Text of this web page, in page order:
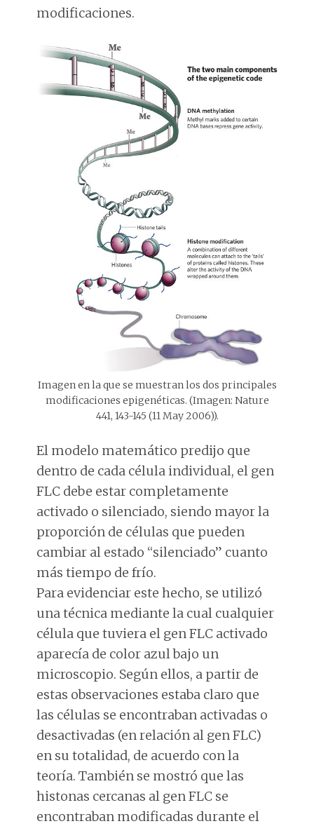
modificaciones.
Imagen en la que se muestran los dos principales
modificaciones epigenéticas. (Imagen: Nature
441, 143-145 (11 May 2006)).
El modelo matemático predijo que
dentro de cada célula individual, el gen
FLC debe estar completamente
activado o silenciado, siendo mayor la
proporción de células que pueden
cambiar al estado “silenciado” cuanto
más tiempo de frío.
Para evidenciar este hecho, se utilizó
una técnica mediante la cual cualquier
célula que tuviera el gen FLC activado
aparecía de color azul bajo un
microscopio. Según ellos, a partir de
estas observaciones estaba claro que
las células se encontraban activadas o
desactivadas (en relación al gen FLC)
en su totalidad, de acuerdo con la
teoría. También se mostró que las
histonas cercanas al gen FLC se
encontraban modificadas durante el